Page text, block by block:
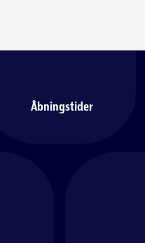
Åbningstider